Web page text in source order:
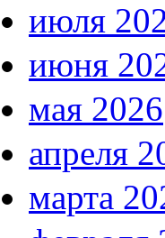
июля
июня
мая 2026
апреля
марта